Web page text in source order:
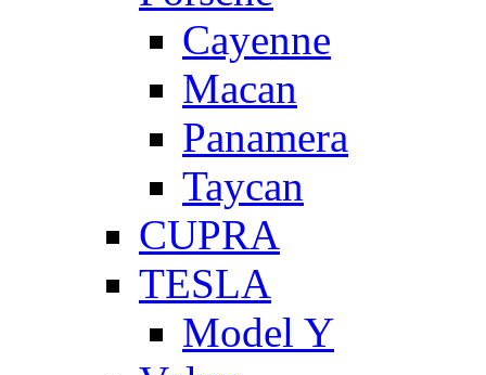
Cayenne
Macan
Panamera
Taycan
CUPRA
TESLA
Model Y